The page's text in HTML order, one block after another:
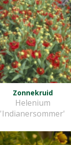
Zonnekruid
Helenium
'Indianersommer'